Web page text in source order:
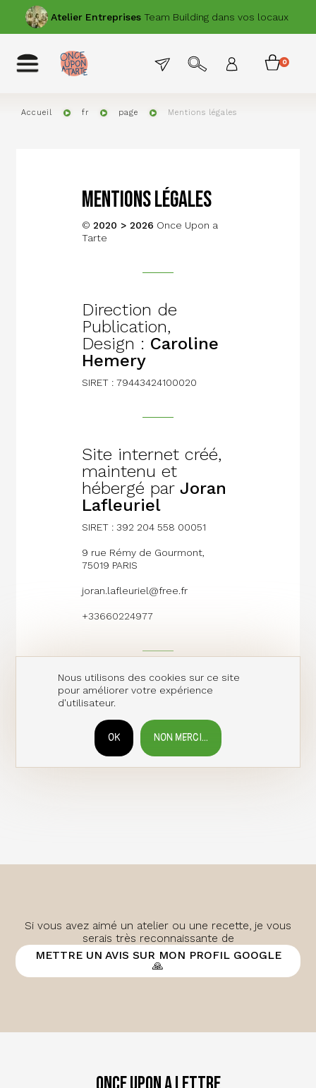
contenu
Atelier Entreprises Team Building dans vos locaux
PRÉCÉDENT SUIVANT
Toggle
navigation
Menu
permanent
Menu0
Accueil fr page Mentions légales
Mentions légales
©2020 > 2026 Once Upon a
Tarte
Direction de
Publication,
Design : Caroline
Hemery
SIRET : 79443424100020
Site internet créé,
maintenu et
hébergé parJoran
Lafleuriel
SIRET : 392 204 558 00051
9 rue Rémy de Gourmont,
75019 PARIS
joran.lafleuriel@free.fr
+33660224977
Si vous avez aimé un atelier ou une recette, je vous
serais très reconnaissante de
METTRE UN AVIS SUR MON PROFIL GOOGLE
🙏
Nous utilisons des cookies sur ce site
pour améliorer votre expérience
d'utilisateur.
NON MERCI...
OK
RETIRER LE CONSENTEMENT